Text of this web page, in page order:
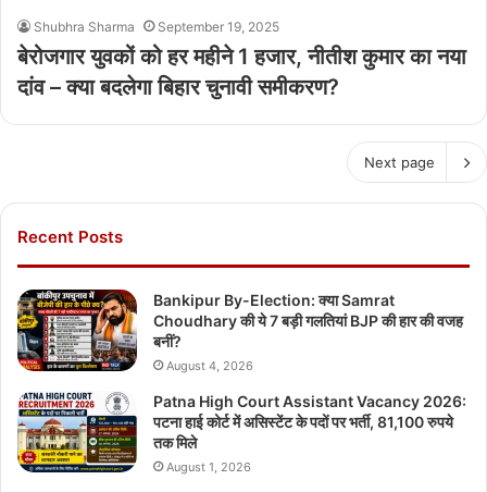
Shubhra Sharma September 19, 2025
बेरोजगार युवकों को हर महीने 1 हजार, नीतीश कुमार का नया
दांव – क्या बदलेगा बिहार चुनावी समीकरण?
Next page
Recent Posts
Bankipur By-Election: क्या Samrat
Choudhary की ये 7 बड़ी गलतियां BJP की हार की वजह
बनीं?
August 4, 2026
Patna High Court Assistant Vacancy 2026:
पटना हाई कोर्ट में असिस्टेंट के पदों पर भर्ती, 81,100 रुपये
तक मिले
August 1, 2026